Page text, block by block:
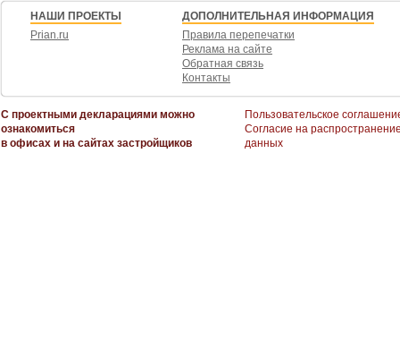
НАШИ ПРОЕКТЫ
Prian.ru
ДОПОЛНИТЕЛЬНАЯ ИНФОРМАЦИЯ
Правила перепечатки
Реклама на сайте
Обратная связь
Контакты
С проектными декларациями можно
ознакомиться
в офисах и на сайтах застройщиков
Пользовательское
Согласие на
данных